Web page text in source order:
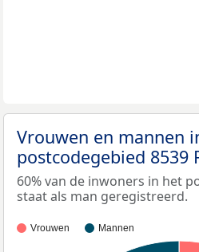
Vrouwen en mannen
postcodegebied 8539
60% van de inwoners in het
staat als man geregistreerd.
Vrouwen Mannen